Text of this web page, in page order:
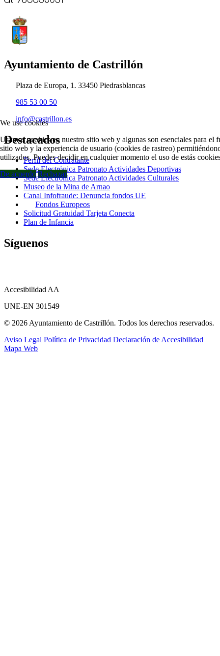
Ayuntamiento de Castrillón
Plaza de Europa, 1. 33450 Piedrasblancas
985 53 00 50
info@castrillon.es
Destacados
Perfil del Contratante
Sede Electrónica Patronato Actividades Deportivas
Sede Electrónica Patronato Actividades Culturales
Museo de la Mina de Arnao
Canal Infofraude: Denuncia fondos UE
Fondos Europeos
Solicitud Gratuidad Tarjeta Conecta
Plan de Infancia
Síguenos
Accesibilidad AA
UNE-EN 301549
© 2026 Ayuntamiento de Castrillón. Todos los derechos reservados.
Aviso Legal Política de Privacidad Declaración de Accesibilidad
Mapa Web
We use cookies
Usamos cookies en nuestro sitio web y algunas son esenciales para
sitio web y la experiencia de usuario (cookies de rastreo)
utilizados. Puedes decidir en cualquier momento el uso de estás
De acuerdo Rechazar